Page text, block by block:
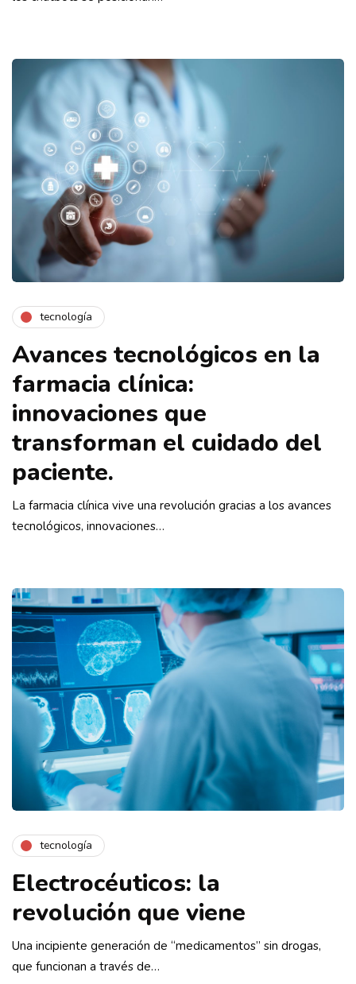
tecnología
Avances tecnológicos en la
farmacia clínica:
innovaciones que
transforman el cuidado del
paciente.
La farmacia clínica vive una revolución gracias a los avances
tecnológicos, innovaciones…
tecnología
Electrocéuticos: la
revolución que viene
Una incipiente generación de “medicamentos” sin drogas,
que funcionan a través de…